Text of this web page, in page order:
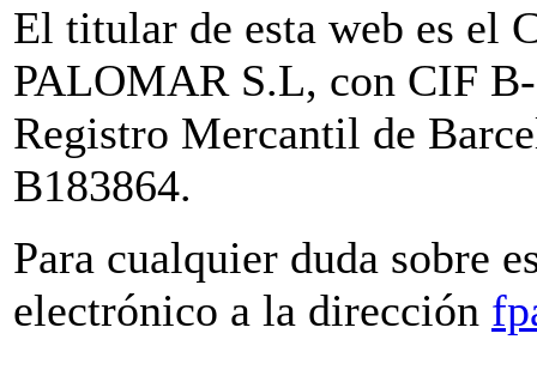
El titular de esta web es el
PALOMAR S.L, con CIF
Registro Mercantil de
B183864.
Para cualquier duda sobre
electrónico a la dirección